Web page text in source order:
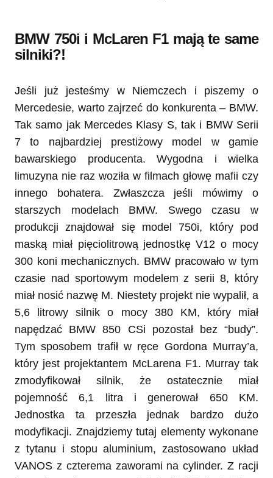
BMW 750i i McLaren F1 mają te same
silniki?!
Jeśli już jesteśmy w Niemczech i piszemy o
Mercedesie, warto zajrzeć do konkurenta – BMW.
Tak samo jak Mercedes Klasy S, tak i BMW Serii
7 to najbardziej prestiżowy model w gamie
bawarskiego producenta. Wygodna i wielka
limuzyna nie raz woziła w filmach głowę mafii czy
innego bohatera. Zwłaszcza jeśli mówimy o
starszych modelach BMW. Swego czasu w
produkcji znajdował się model 750i, który pod
maską miał pięciolitrową jednostkę V12 o mocy
300 koni mechanicznych. BMW pracowało w tym
czasie nad sportowym modelem z serii 8, który
miał nosić nazwę M. Niestety projekt nie wypalił, a
5,6 litrowy silnik o mocy 380 KM, który miał
napędzać BMW 850 CSi pozostał bez “budy”.
Tym sposobem trafił w ręce Gordona Murray’a,
który jest projektantem McLarena F1. Murray tak
zmodyfikował silnik, że ostatecznie miał
pojemność 6,1 litra i generował 650 KM.
Jednostka ta przeszła jednak bardzo dużo
modyfikacji. Znajdziemy tutaj elementy wykonane
z tytanu i stopu aluminium, zastosowano układ
VANOS z czterema zaworami na cylinder. Z racji